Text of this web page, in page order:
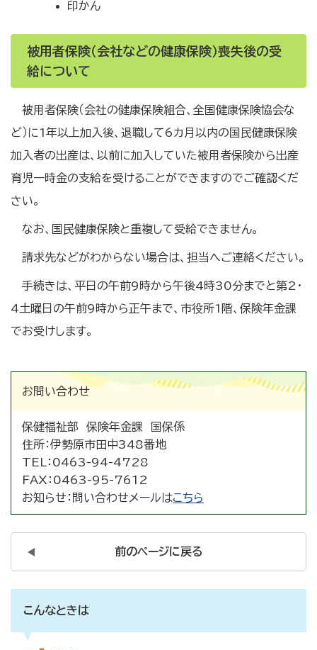
印かん
被用者保険（会社などの健康保険）喪失後の受
給について
被用者保険（会社の健康保険組合、全国健康保険協会な
ど）に1年以上加入後、退職して6カ月以内の国民健康保険
加入者の出産は、以前に加入していた被用者保険から出産
育児一時金の支給を受けることができますのでご確認くだ
さい。
なお、国民健康保険と重複して受給できません。
請求先などがわからない場合は、担当へご連絡ください。
手続きは、平日の午前9時から午後4時30分までと第2・
4土曜日の午前9時から正午まで、市役所1階、保険年金課
でお受けします。
お問い合わせ
保健福祉部 保険年金課 国保係
住所：伊勢原市田中348番地
TEL： 0463-94-4728
FAX： 0463-95-7612
お知らせ： 問い合わせメールはこちら
前のページに戻る
こんなときは